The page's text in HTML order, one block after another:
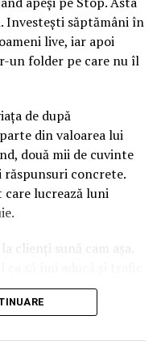
Investești săptămâni în
live, iar apoi
un folder pe care nu îl
de după
din valoarea lui
două mii de cuvinte
concrete.
lucrează luni
clienți sună cam așa.
Răspunsul
nu în felul în care